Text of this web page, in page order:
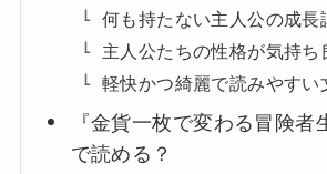
何も持たない主人公の成長
主人公たちの性格が気持ち
軽快かつ綺麗で読みやすい
『金貨一枚で変わる冒険者
で読める？